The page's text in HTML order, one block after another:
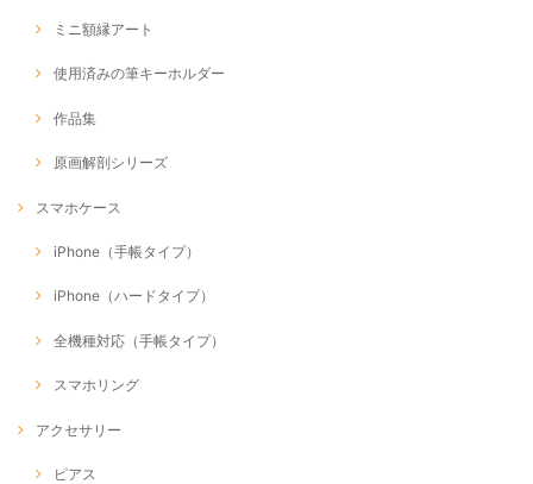
ミニ額縁アート
使用済みの筆キーホルダー
作品集
原画解剖シリーズ
スマホケース
iPhone（手帳タイプ）
iPhone（ハードタイプ）
全機種対応（手帳タイプ）
スマホリング
アクセサリー
ピアス